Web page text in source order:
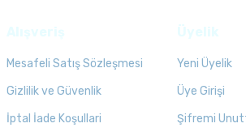
Mesafeli Satış Sözleşmesi
Gizlilik ve Güvenlik
İptal İade Koşullari
Yeni Üyelik
Üye Girişi
Şifremi